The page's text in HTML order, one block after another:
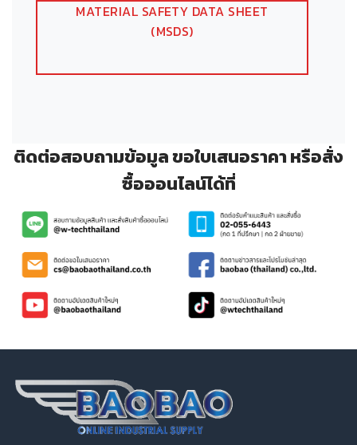
MATERIAL SAFETY DATA SHEET
(MSDS)
ติดต่อสอบถามข้อมูล ขอใบเสนอราคา หรือสั่ง
ซื้อออนไลน์ได้ที่